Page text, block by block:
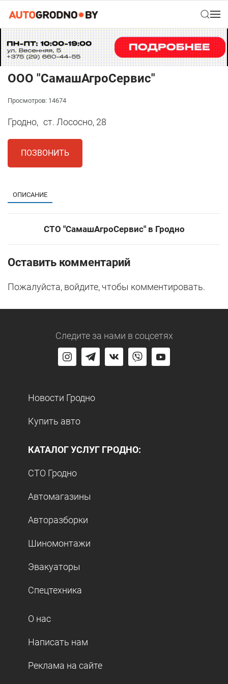
ООО "СамашАгроСервис"
Просмотров: 14674
Гродно, ст. Лососно, 28
ПОЗВОНИТЬ
ОПИСАНИЕ
СТО "СамашАгроСервис" в Гродно
Оставить комментарий
Пожалуйста, войдите, чтобы комментировать.
Следите за нами в соцсетях
Новости Гродно
Купить авто
КАТАЛОГ УСЛУГ ГРОДНО:
СТО Гродно
Автомагазины
Авторазборки
Шиномонтажи
Эвакуаторы
Спецтехника
О нас
Написать нам
Реклама на сайте